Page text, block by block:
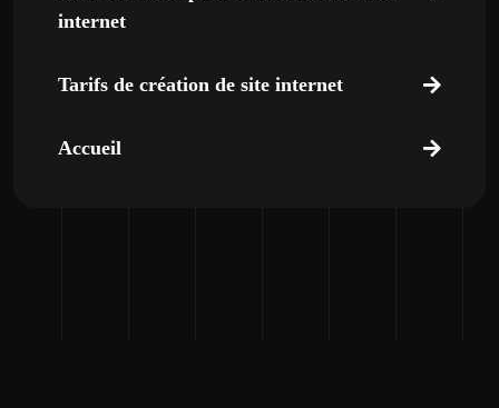
internet
Tarifs de création de site internet
Accueil